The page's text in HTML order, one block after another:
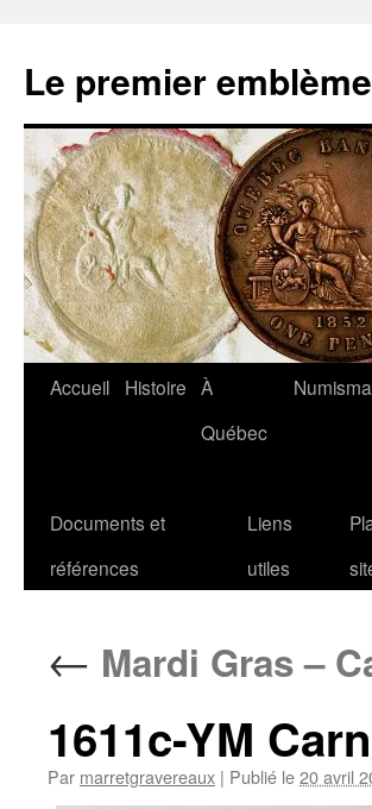
contenu
Le premier
Accueil Histoire À
Québec
Documents et
références
Liens
utiles
← Mardi Gras –
1611c-YM
Par marretgravereaux | Publié le20 avril